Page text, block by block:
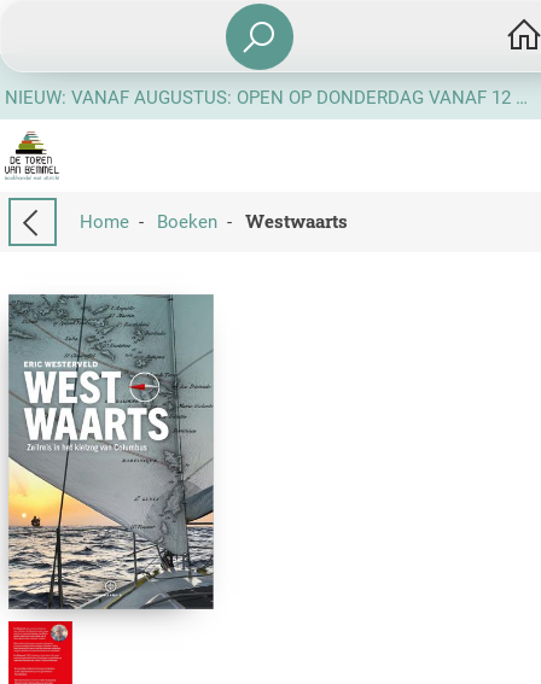
NIEUW: VANAF AUGUSTUS: OPEN OP DONDERDAG VANAF 12 UUR
Home- Boeken- Westwaarts